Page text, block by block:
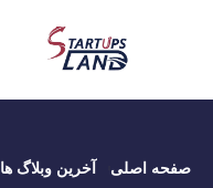
صفحه اصلی آخرین وبلاگ ها